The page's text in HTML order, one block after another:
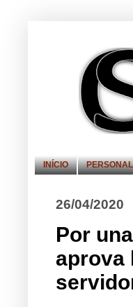
INÍCIO
26/04/2020
Por
aprova